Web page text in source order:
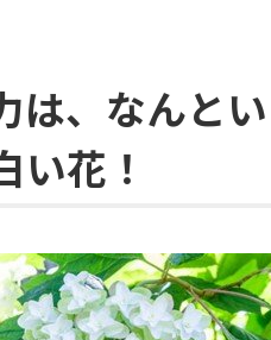
、なんと
い花！